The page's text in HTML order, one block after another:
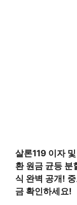
살론119 이자
환 원금 균등 분
식 완벽 공개!
금 확인하세요!